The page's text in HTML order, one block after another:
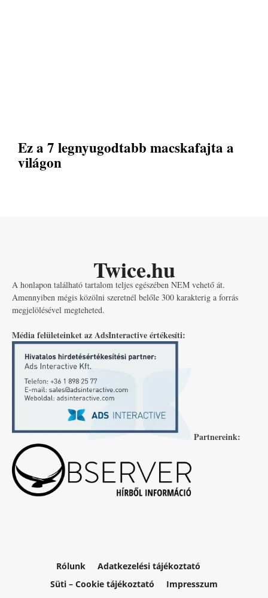
Ez a 7 legnyugodtabb macskafajta a
világon
Twice.hu
A honlapon található tartalom teljes egészében NEM vehető át.
Amennyiben mégis közölni szeretnél belőle 300 karakterig a forrás
megjelölésével megteheted.
Média felületeinket az AdsInteractive értékesíti:
Partnereink:
Rólunk
Adatkezelési tájékoztató
Süti – Cookie tájékoztató
Impresszum